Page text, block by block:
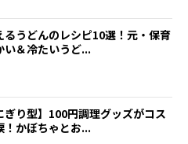
るうどんのレシピ10選！元・保育
い＆冷たいうど...
ぎり型】100円調理グッズがコス
！かぼちゃとお...